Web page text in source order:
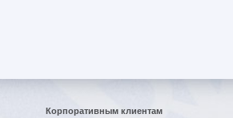
Корпоративным клиентам